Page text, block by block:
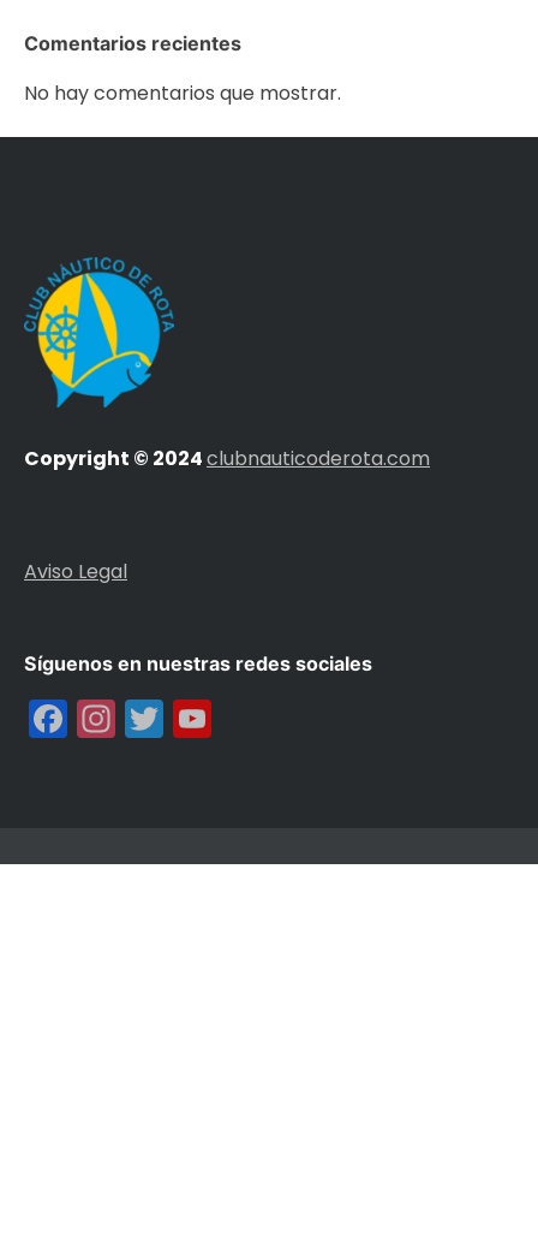
Comentarios recientes
No hay comentarios que mostrar.
Copyright © 2024clubnauticoderota.com
Aviso Legal
Síguenos en nuestras redes sociales
Facebook
Instagram
Twitter